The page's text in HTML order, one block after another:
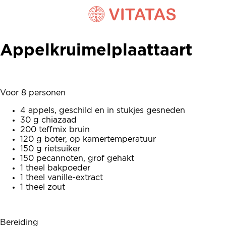
Appelkruimelplaattaart
Appelkruimelplaattaart
Voor 8 personen
4 appels, geschild en in stukjes gesneden
30 g chiazaad
200 teffmix bruin
120 g boter, op kamertemperatuur
150 g rietsuiker
150 pecannoten, grof gehakt
1 theel bakpoeder
1 theel vanille-extract
1 theel zout
Bereiding